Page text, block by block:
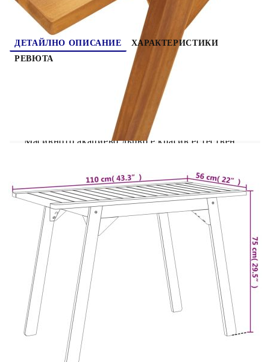
ДЕТАЙЛНО ОПИСАНИЕ
ХАРАКТЕРИСТИКИ
РЕВЮТА
Този дървен комплект за балкон е чудесен избор
за хранене на открито или просто за отдих в
градината, задния двор или вътрешния двор.
Масивно акациево дърво: Комплектът за бистро
е изработен от масивно акациево дърво.
Масивното акациево дърво е красив естествен
уникална и леко различна от
останалите.Стабилен и лесен за почистване
плот: Тази маса има плот от акациево дърво,
който е здрав, издръжлив и лесен за почистване
с влажна кърпа.Сгъваем дизайн: Столовете
могат лесно да се сгънат за удобно съхранение и
транспорт. Добре е да се знае:За да сте сигурни,
че вашите външни мебели ще останат красиви,
ви препоръчваме да ги защитите с
водоустойчиво покривало.
Максимален капацитет на натоварване (на
място): 110 кг
Необходим е монтаж
Маса:
Материал: Акациево дърво масив с